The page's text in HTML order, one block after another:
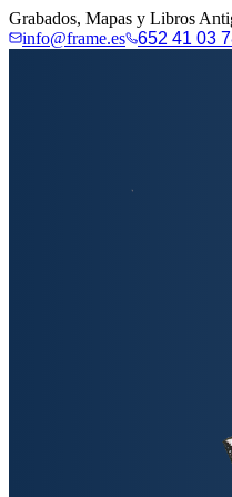
Grabados, Mapas y Libros
info@frame.es
652 41 03